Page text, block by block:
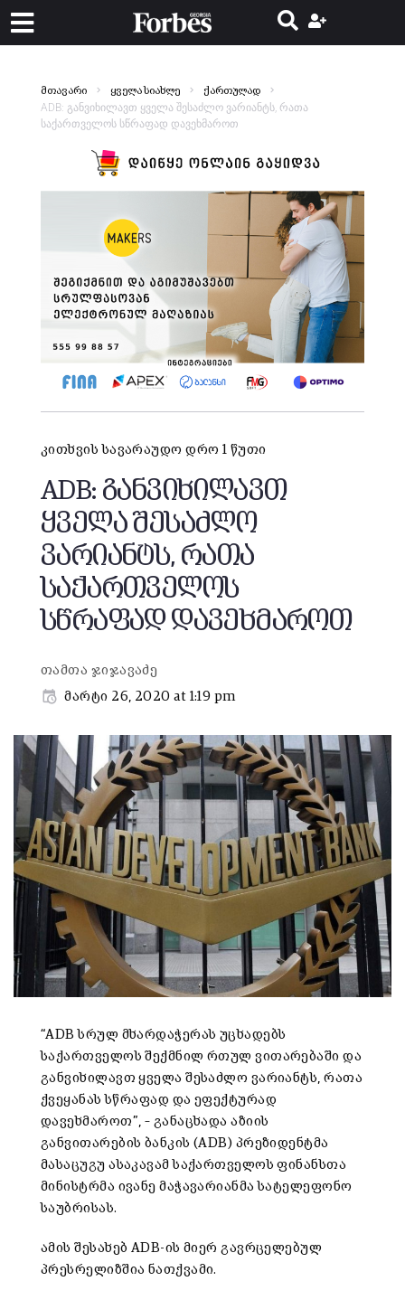
მთავარი ყველა სიახლე ქართულად
ADB: განვიხილავთ ყველა შესაძლო ვარიანტს, რათა
საქართველოს სწრაფად დავეხმაროთ
კითხვის სავარაუდო დრო 1 წუთი
ADB: განვიხილავთ
ყველა შესაძლო
ვარიანტს, რათა
საქართველოს
სწრაფად დავეხმაროთ
თამთა ჯიჯავაძე
მარტი 26, 2020 at 1:19 pm
“ADB სრულ მხარდაჭერას უცხადებს
საქართველოს შექმნილ რთულ ვითარებაში და
განვიხილავთ ყველა შესაძლო ვარიანტს, რათა
ქვეყანას სწრაფად და ეფექტურად
დავეხმაროთ”, – განაცხადა აზიის
განვითარების ბანკის (ADB) პრეზიდენტმა
მასაცუგუ ასაკავამ საქართველოს ფინანსთა
მინისტრმა ივანე მაჭავარიანმა სატელეფონო
საუბრისას.
ამის შესახებ ADB-ის მიერ გავრცელებულ
პრესრელიზშია ნათქვამი.